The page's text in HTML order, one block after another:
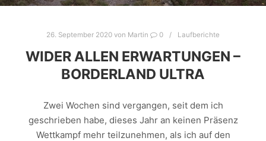
26. September 2020 von Martin 0 Laufberichte
WIDER ALLEN ERWARTUNGEN –
BORDERLAND ULTRA
Zwei Wochen sind vergangen, seit dem ich
geschrieben habe, dieses Jahr an keinen Präsenz
Wettkampf mehr teilzunehmen, als ich auf den